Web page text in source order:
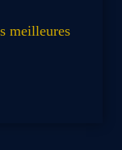
meilleures